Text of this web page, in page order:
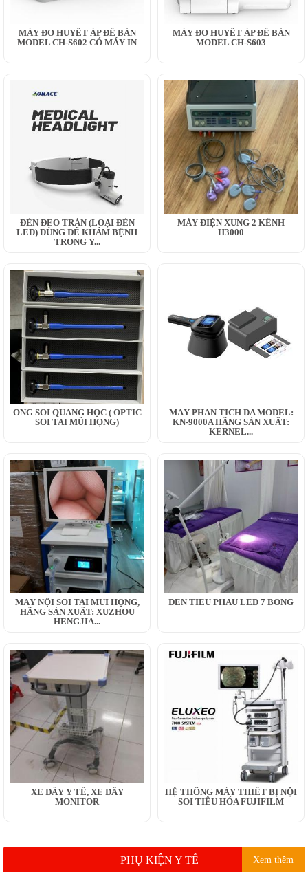
MÁY ĐO HUYẾT ÁP ĐỂ BÀN
MODEL CH-S602 CÓ MÁY IN
MÁY ĐO HUYẾT ÁP ĐỂ BÀN
MODEL CH-S603
ĐÈN ĐEO TRÁN (LOẠI ĐÈN
LED) DÙNG ĐỂ KHÁM BỆNH
TRONG Y...
MÁY ĐIỆN XUNG 2 KÊNH
H3000
ỐNG SOI QUANG HỌC ( OPTIC
SOI TAI MŨI HỌNG)
MÁY PHÂN TÍCH DA MODEL:
KN-9000A HÃNG SẢN XUẤT:
KERNEL...
MÁY NỘI SOI TAI MŨI HỌNG,
HÃNG SẢN XUẤT: XUZHOU
HENGJIA...
ĐÈN TIỂU PHẪU LED 7 BÓNG
XE ĐẨY Y TẾ, XE ĐẨY
MONITOR
HỆ THỐNG MÁY THIẾT BỊ NỘI
SOI TIÊU HÓA FUJIFILM
PHỤ KIỆN Y TẾ Xem thêm